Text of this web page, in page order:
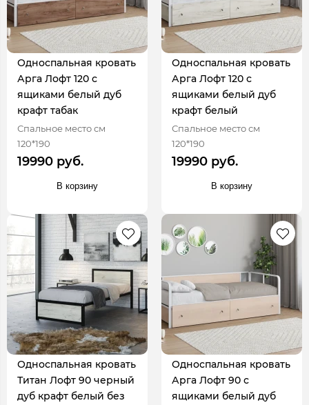
Односпальная кровать
Арга Лофт 120 с
ящиками белый дуб
крафт табак
Спальное место см
120*190
19990 руб.
В корзину
Односпальная кровать
Арга Лофт 120 с
ящиками белый дуб
крафт белый
Спальное место см
120*190
19990 руб.
В корзину
Односпальная кровать
Титан Лофт 90 черный
дуб крафт белый без
Односпальная кровать
Арга Лофт 90 с
ящиками белый дуб